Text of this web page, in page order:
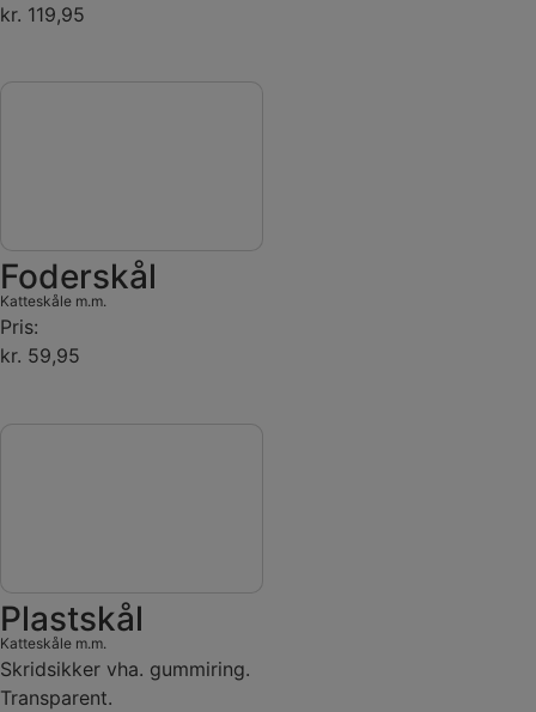
kr. 119,95
Foderskål
Katteskåle m.m.
Pris:
kr. 59,95
Plastskål
Katteskåle m.m.
Skridsikker vha. gummiring.
Transparent.